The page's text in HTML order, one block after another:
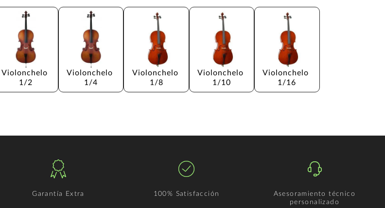
Violonchelo
1/2
Violonchelo
1/4
Violonchelo
1/8
Violonchelo
1/10
Violonchelo
1/16
Garantía Extra 100% Satisfacción
Asesoramiento técnico
personalizado